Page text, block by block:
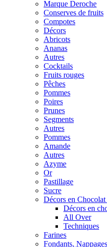
Marque Deroche
Conserves de fruits
Compotes
Décors
Abricots
Ananas
Autres
Cocktails
Fruits rouges
Pêches
Pommes
Poires
Prunes
Segments
Autres
Pommes
Amande
Autres
Azyme
Or
Pastillage
Sucre
Décors en
Décors en
All Over
Techniques
Farines
Fondants, Nappages